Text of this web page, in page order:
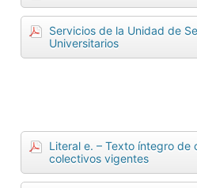
Servicios de la Unidad de
Universitarios
Literal e. – Texto íntegro de
colectivos vigentes